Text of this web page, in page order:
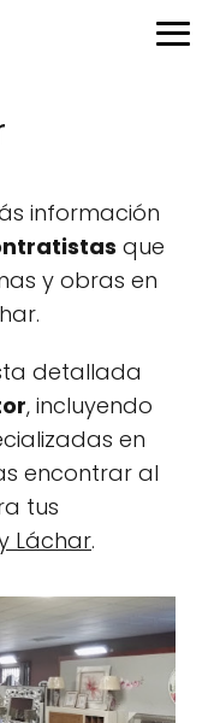
información
que
y obras en
detallada
, incluyendo
en
encontrar al
tus
Láchar.